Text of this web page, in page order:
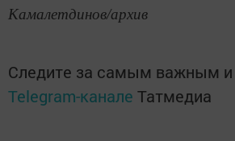
Камалетдинов/архив
Следите за самым важным
Telegram-канале Татмедиа